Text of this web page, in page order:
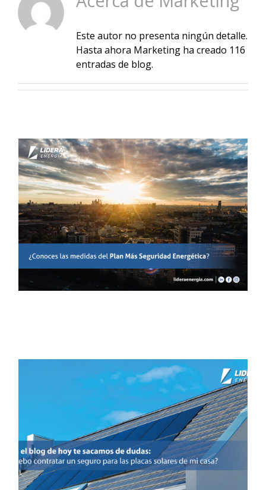
Este autor no presenta ningún detalle.
Hasta ahora Marketing ha creado 116
entradas de blog.
Principales medidas del
Plan Más Seguridad
Energética
Noticias
¿Debo contratar un seguro
para las placas solares de
mi casa?
Noticias